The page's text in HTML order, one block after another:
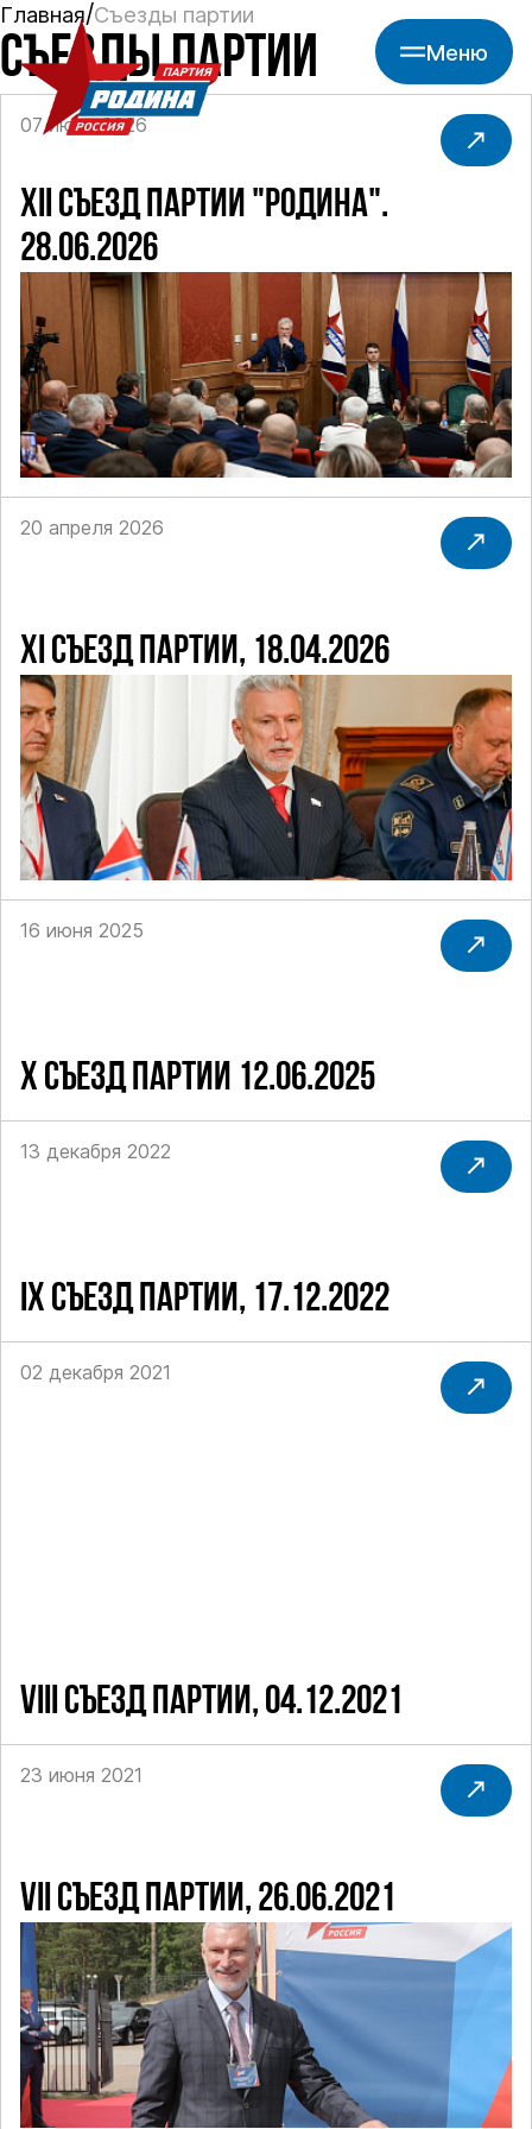
Меню
Главная Съезды партии
СЪЕЗДЫ ПАРТИИ
07 июля 2026
XII СЪЕЗД ПАРТИИ "РОДИНА".
28.06.2026
20 апреля 2026
XI СЪЕЗД ПАРТИИ, 18.04.2026
16 июня 2025
Х СЪЕЗД ПАРТИИ 12.06.2025
13 декабря 2022
IX СЪЕЗД ПАРТИИ, 17.12.2022
02 декабря 2021
VIII СЪЕЗД ПАРТИИ, 04.12.2021
23 июня 2021
VII СЪЕЗД ПАРТИИ, 26.06.2021